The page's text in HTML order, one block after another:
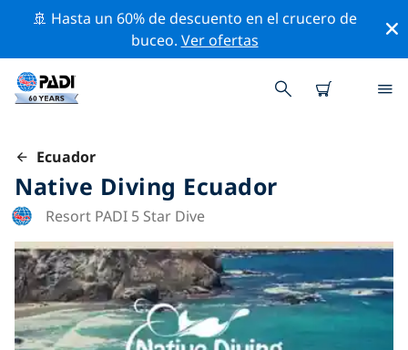
🚢 Hasta un 60% de descuento en el crucero de
buceo. Ver ofertas
Ecuador
Native Diving Ecuador
Resort PADI 5 Star Dive